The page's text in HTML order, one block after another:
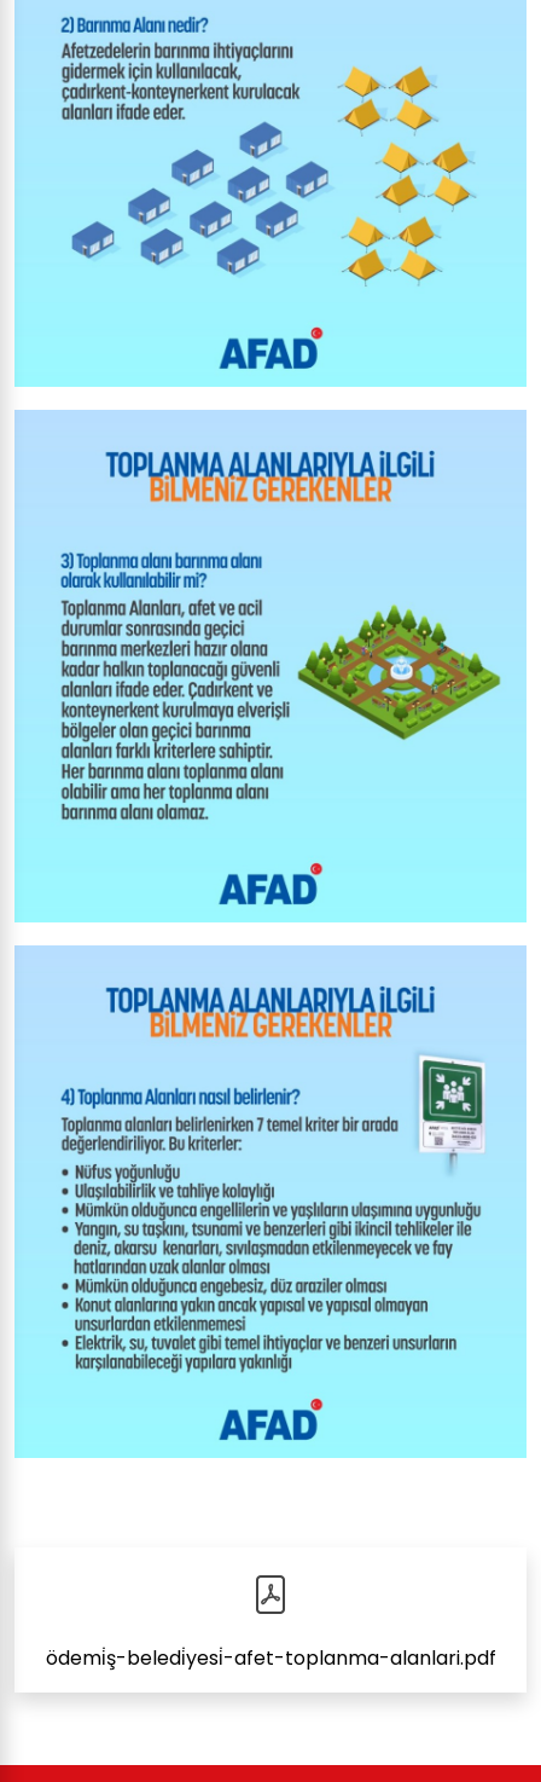
ödemi̇ş-beledi̇yesi̇-afet-toplanma-alanlari.pdf